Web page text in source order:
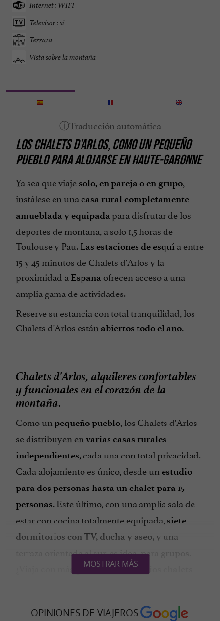
Internet : WIFI
Televisor : sí
Terraza
Vista sobre la montaña
LOS CHALETS D'ARLOS, COMO UN PEQUEÑO
PUEBLO PARA ALOJARSE EN HAUTE-GARONNE
Ya sea que viaje solo, en pareja o en grupo,
instálese en una casa rural completamente
amueblada y equipada para disfrutar de los
deportes de montaña, a solo 1,5 horas de
Toulouse y Pau. Las estaciones de esquí a entre
15 y 45 minutos de Chalets d'Arlos y la
proximidad a España ofrecen acceso a una
amplia gama de actividades.
Reserve su estancia con total tranquilidad, los
Chalets d'Arlos están abiertos todo el año.
Chalets d'Arlos, alquileres confortables
y funcionales en el corazón de la
montaña.
Como un pequeño pueblo, los Chalets d'Arlos
se distribuyen en varias casas rurales
independientes, cada una con total privacidad.
Cada alojamiento es único, desde un estudio
para dos personas hasta un chalet para 15
personas. Este último, con una amplia sala de
estar con cocina totalmente equipada, siete
dormitorios con TV, ducha y aseo,y una
terraza orientada al sur, es ideal para
¿Viaja con más gente? Reserve varios chalets
MOSTRAR MÁS
OPINIONES DE VIAJEROS